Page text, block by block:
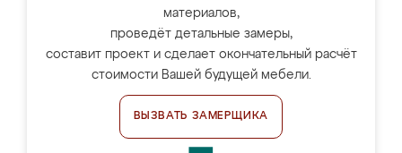
материалов,
проведёт детальные замеры,
составит проект и сделает окончательный расчёт
стоимости Вашей будущей мебели.
ВЫЗВАТЬ ЗАМЕРЩИКА